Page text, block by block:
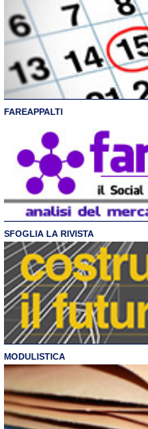
FAREAPPALTI
SFOGLIA LA RIVISTA
MODULISTICA